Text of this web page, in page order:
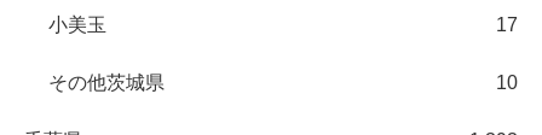
小美玉 17
その他茨城県 10